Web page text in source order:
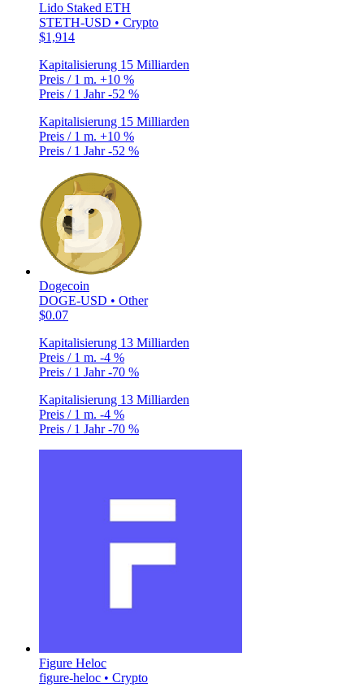
Lido Staked ETH
STETH-USD • Crypto
$1,914
Kapitalisierung 15 Milliarden
Preis / 1 m. +10 %
Preis / 1 Jahr-52 %
Kapitalisierung 15 Milliarden
Preis / 1 m. +10 %
Preis / 1 Jahr-52 %
Dogecoin
DOGE-USD • Other
$0.07
Kapitalisierung 13 Milliarden
Preis / 1 m. -4 %
Preis / 1 Jahr-70 %
Kapitalisierung 13 Milliarden
Preis / 1 m. -4 %
Preis / 1 Jahr-70 %
Figure Heloc
figure-heloc • Crypto